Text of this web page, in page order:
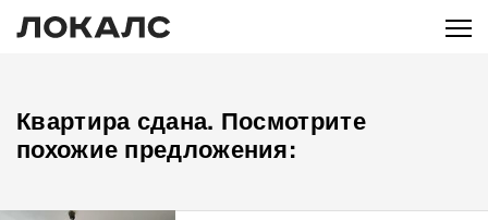
Квартира сдана. Посмотрите
похожие предложения: